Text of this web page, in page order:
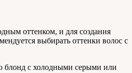
оттенком, и для создания
выбирать оттенки волос с
с холодными серыми или